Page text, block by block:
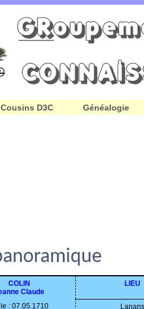
Cousins D3C Généalogie
COLIN
Claude
LIEU
le : 07.05.1710 Lanans